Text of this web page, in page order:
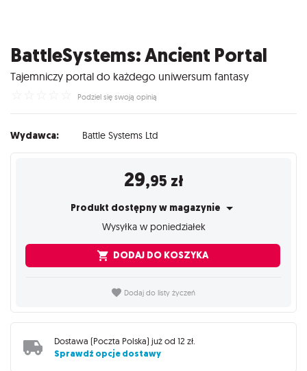
BattleSystems: Ancient Portal
Tajemniczy portal do każdego uniwersum fantasy
Podziel się swoją opinią
Wydawca: Battle Systems Ltd
29,95 zł
Produkt dostępny w magazynie
Wysyłka w poniedziałek
DODAJ DO KOSZYKA
Dodaj do listy życzeń
Dostawa (Poczta Polska) już od 12 zł.
Sprawdź opcje dostawy